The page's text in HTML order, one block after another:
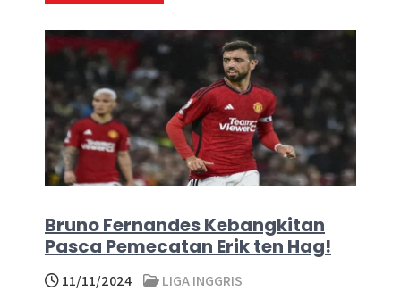
Bruno Fernandes Kebangkitan
Pasca Pemecatan Erik ten Hag!
11/11/2024
LIGA INGGRIS